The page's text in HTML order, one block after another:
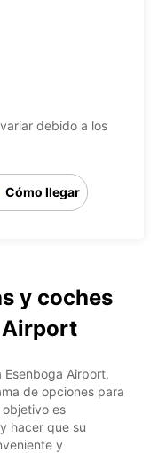
debido a los
Cómo llegar
y coches
Airport
Esenboga Airport,
de opciones para
es
hacer que su
y